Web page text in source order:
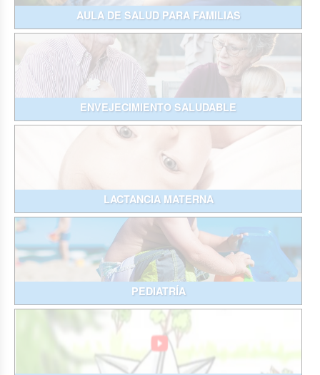
AULA DE SALUD PARA FAMILIAS
ENVEJECIMIENTO SALUDABLE
LACTANCIA MATERNA
PEDIATRÍA